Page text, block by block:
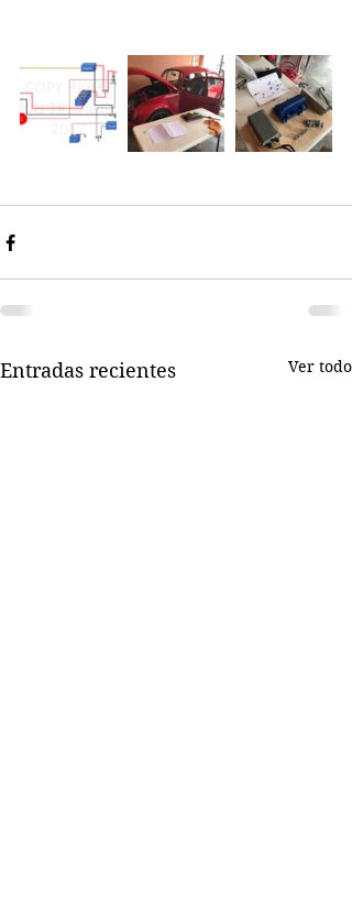
Entradas recientes Ver todo